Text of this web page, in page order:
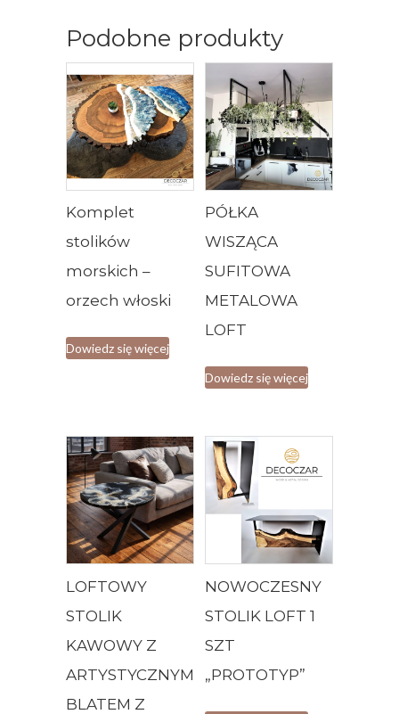
Podobne produkty
Komplet
stolików
morskich –
orzech włoski
Dowiedz się więcej
PÓŁKA
WISZĄCA
SUFITOWA
METALOWA
LOFT
Dowiedz się więcej
LOFTOWY
STOLIK
KAWOWY Z
ARTYSTYCZNYM
BLATEM Z
NOWOCZESNY
STOLIK LOFT 1
SZT
„PROTOTYP”